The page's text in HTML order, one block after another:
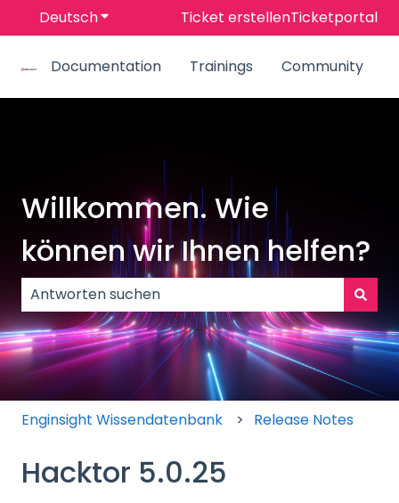
DeutschUntermenü für Übersetzungen anzeigen
Ticket erstellenTicketportal
Documentation Trainings Community
Willkommen. Wie
können wir Ihnen helfen?
Es gibt keine Vorschläge, da das Suchfeld leer ist.
Enginsight Wissendatenbank Release Notes
Hacktor 5.0.25